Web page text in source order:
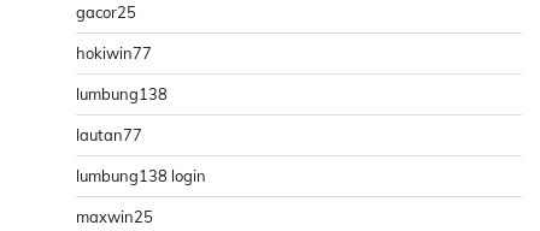
gacor25
hokiwin77
lumbung138
lautan77
lumbung138 login
maxwin25